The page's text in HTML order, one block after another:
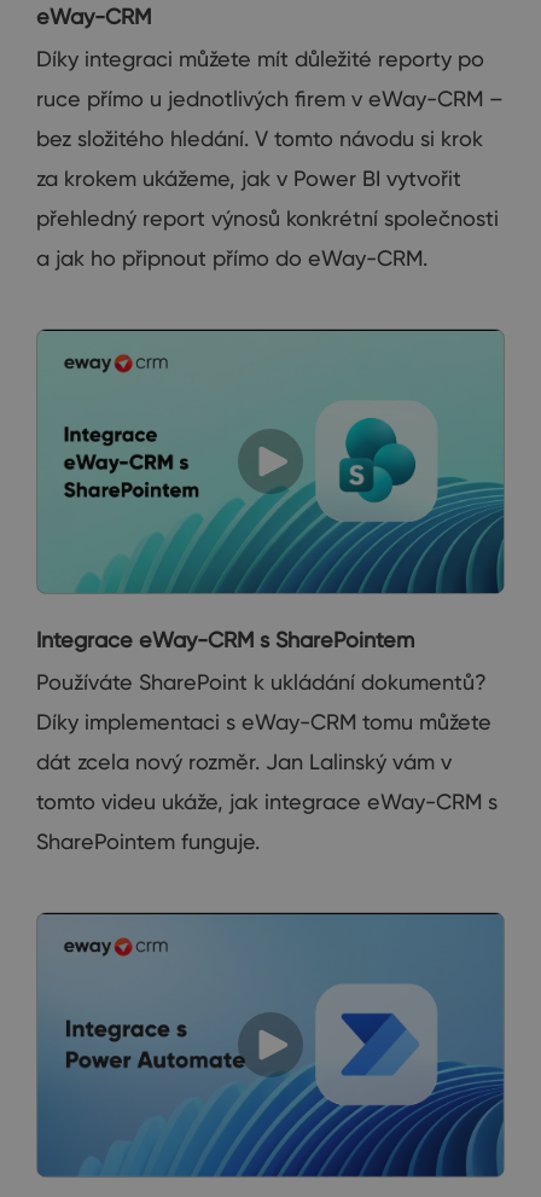
eWay-CRM
Díky integraci můžete mít důležité reporty po
ruce přímo u jednotlivých firem v eWay-CRM –
bez složitého hledání. V tomto návodu si krok
za krokem ukážeme, jak v Power BI vytvořit
přehledný report výnosů konkrétní společnosti
a jak ho připnout přímo do eWay-CRM.
Integrace eWay-CRM s SharePointem
Používáte SharePoint k ukládání dokumentů?
Díky implementaci s eWay-CRM tomu můžete
dát zcela nový rozměr. Jan Lalinský vám v
tomto videu ukáže, jak integrace eWay-CRM s
SharePointem funguje.